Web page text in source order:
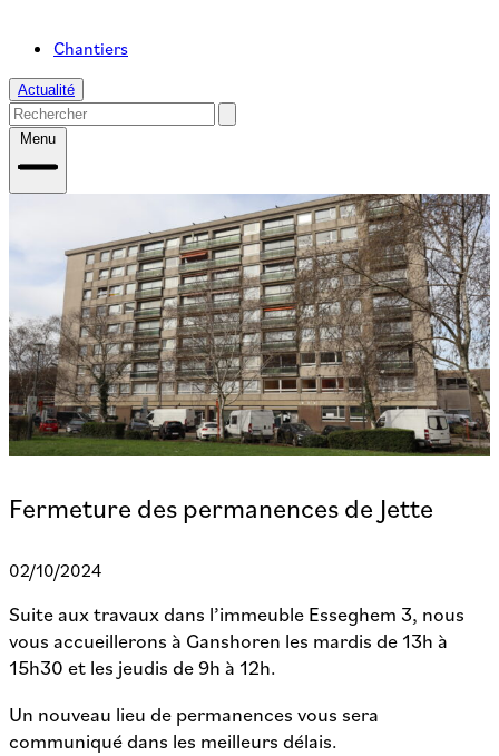
Chantiers
Actualité
Menu
Fermeture des permanences de Jette
02/10/2024
Suite aux travaux dans l’immeuble Esseghem 3, nous
vous accueillerons à Ganshoren les mardis de 13h à
15h30 et les jeudis de 9h à 12h.
Un nouveau lieu de permanences vous sera
communiqué dans les meilleurs délais.